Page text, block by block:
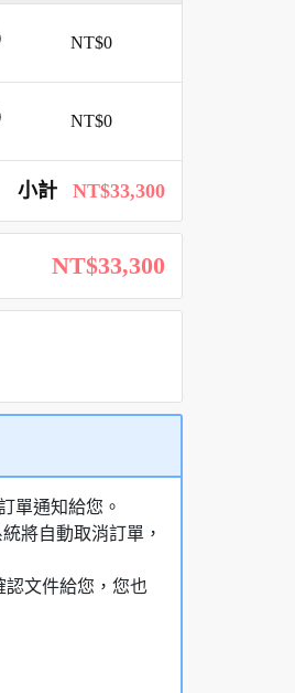
NT$0
NT$0
小計 NT$33,300
NT$33,300
單通知給您。
將自動取消訂單，
認文件給您，您也